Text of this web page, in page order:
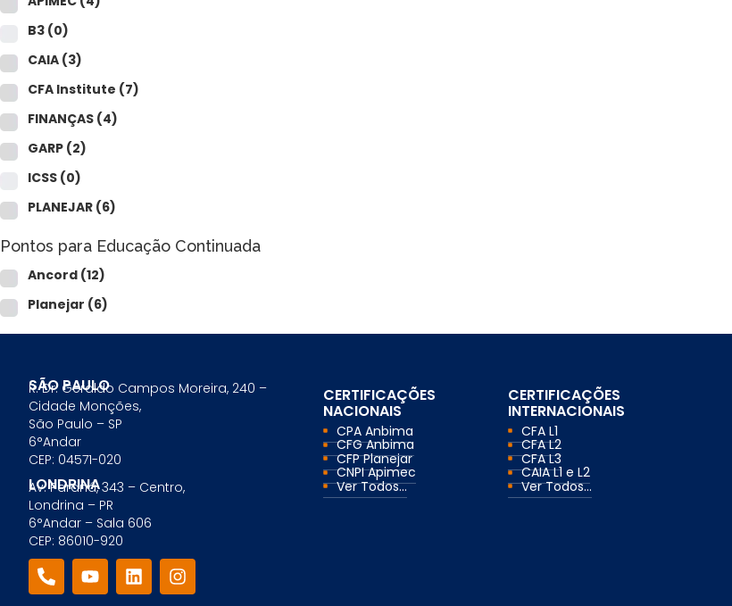
Curso Avan. de Análise de Crédito
M&A – Fusões e Aquisições
Ver todos (+50 cursos)
Crédito Bancário
Comercial Bancário
Tesouraria Bancária
Ver todos
B3 (0)
CAIA (3)
CFA Institute (7)
FINANÇAS (4)
GARP (2)
ICSS (0)
PLANEJAR (6)
Pontos para Educação Continuada
Ancord (12)
Planejar (6)
SÃO PAULO
R. Dr. Geraldo Campos Moreira, 240 –
Cidade Monções,
São Paulo – SP
6°Andar
CEP: 04571-020
LONDRINA
Av. Paraná, 343 – Centro,
Londrina – PR
6°Andar – Sala 606
CEP: 86010-920
CERTIFICAÇÕES
NACIONAIS
CPA Anbima
CFG Anbima
CFP Planejar
CNPI Apimec
Ver Todos...
CERTIFICAÇÕES
INTERNACIONAIS
CFA L1
CFA L2
CFA L3
CAIA L1 e L2
Ver Todos...